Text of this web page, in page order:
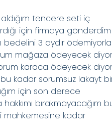
tencere seti iç
için firmaya gönderdim
bedelini 3 aydır
mağaza ödeyecek
karaca ödeyecek
kadar sorumsuz lakayt
için son derece
bırakmayacağım
mahkemesine kadar